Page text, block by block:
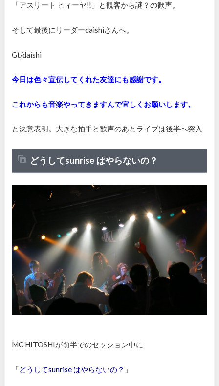
「アスリート ヒィーヤ!! 」と観客から謎？の歓声。
そして最後にリーダーdaishiさんへ。
Gt/daishi
今日は色々宣伝してくれた友達にも感謝です。
これからも音楽やってきますんで宜しくお願いします。
と決意表明。大きな拍手と歓声のあとライブは後半へ突入
どうしてsunrise はやらないの？
MC HITOSHIが前半でのセッション中に
「どうしてsunrise はやらないの？ 」